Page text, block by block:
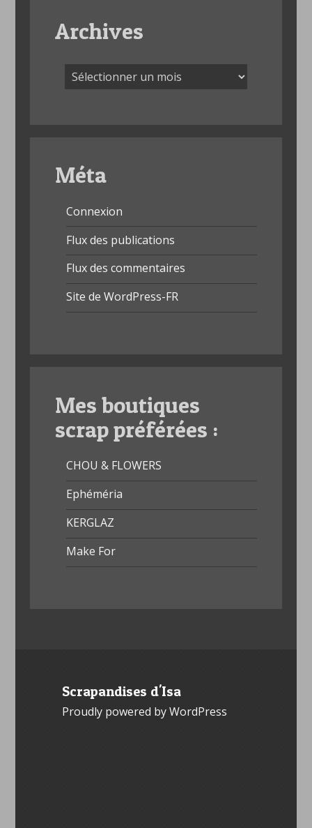
Archives
Archives
Méta
Connexion
Flux des publications
Flux des commentaires
Site de WordPress-FR
Mes boutiques
scrap préférées :
CHOU & FLOWERS
Ephéméria
KERGLAZ
Make For
Scrapandises d'Isa
Proudly powered by WordPress